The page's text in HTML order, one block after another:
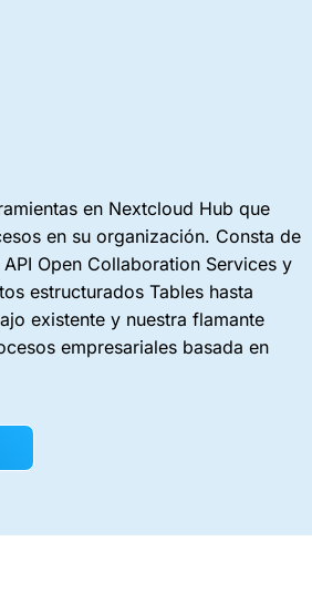
en Nextcloud Hub que
en su organización. Consta de
Open Collaboration Services y
estructurados Tables hasta
existente y nuestra flamante
empresariales basada en